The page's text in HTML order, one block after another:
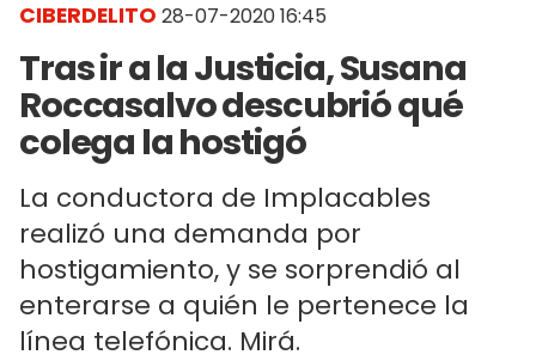
CIBERDELITO 28-07-2020 16:45
Tras ir a la Justicia, Susana
Roccasalvo descubrió qué
colega la hostigó
La conductora de Implacables
realizó una demanda por
hostigamiento, y se sorprendió al
enterarse a quién le pertenece la
línea telefónica. Mirá.